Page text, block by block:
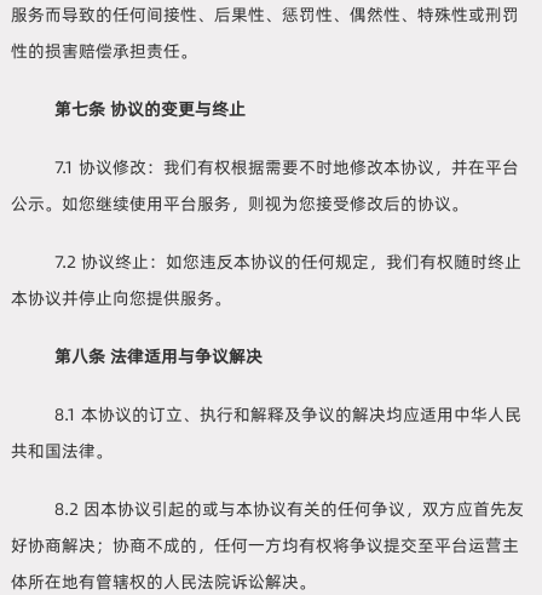
服务而导致的任何间接性、后果性、惩罚性、偶然性、特殊性或刑罚
性的损害赔偿承担责任。
第七条 协议的变更与终止
7.1 协议修改：我们有权根据需要不时地修改本协议，并在平台
公示。如您继续使用平台服务，则视为您接受修改后的协议。
7.2 协议终止：如您违反本协议的任何规定，我们有权随时终止
本协议并停止向您提供服务。
第八条 法律适用与争议解决
8.1 本协议的订立、执行和解释及争议的解决均应适用中华人民
共和国法律。
8.2 因本协议引起的或与本协议有关的任何争议，双方应首先友
好协商解决；协商不成的，任何一方均有权将争议提交至平台运营主
体所在地有管辖权的人民法院诉讼解决。